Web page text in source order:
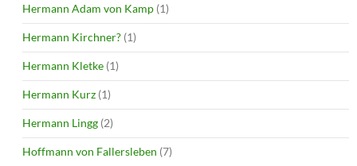
Hermann Adam von Kamp (1)
Hermann Kirchner? (1)
Hermann Kletke (1)
Hermann Kurz (1)
Hermann Lingg (2)
Hoffmann von Fallersleben (7)